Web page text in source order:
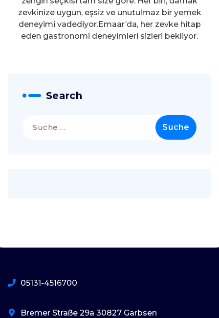
zevkinize uygun, eşsiz ve unutulmaz bir yemek
deneyimi vadediyor.Emaar’da, her zevke hitap
eden gastronomi deneyimleri sizleri bekliyor.
Search
nach:
05131-4516700
Bremer Straße 29a 30827 Garbsen